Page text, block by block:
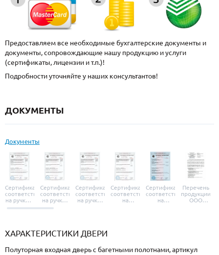
Предоставляем все необходимые бухгалтерские документы и
документы, сопровождающие нашу продукцию и услуги
(сертификаты, лицензии и т.п.)!
Подробности уточняйте у наших консультантов!
ДОКУМЕНТЫ
Документы
Сертификат
соответствия
на ручки и
броненакладки
Сертификат
соответствия
на ручки-
защелки
Сертификат
соответствия
на ручки-
Сертификат
соответствия
на
Сертификат
соответствия
на
Перечень
продукции
ООО
ХАРАКТЕРИСТИКИ ДВЕРИ
Полуторная входная дверь с багетными полотнами, артикул